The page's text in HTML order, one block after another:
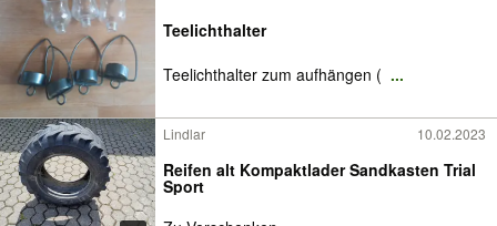
Teelichthalter
Teelichthalter zum aufhängen ( ...
Lindlar 10.02.2023
Reifen alt Kompaktlader Sandkasten Trial
Sport